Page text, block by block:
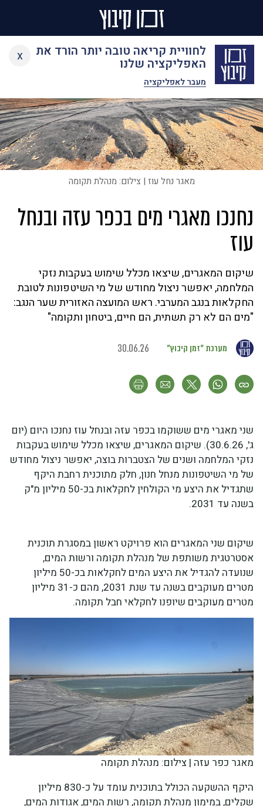
לחוויית קריאה טובה יותר הורד את
האפליקציה שלנו
מעבר לאפליקציה
x
Skip
content
מאגר נחל עוז | צילום: מנהלת תקומה
נחנכו מאגרי מים בכפר עזה ובנחל
עוז
שיקום המאגרים, שיצאו מכלל שימוש בעקבות נזקי
המלחמה, יאפשר ניצול מחודש של מי השיטפונות לטובת
החקלאות בנגב המערבי. ראש המועצה האזורית שער הנגב:
"מים הם לא רק תשתית, הם חיים, ביטחון ותקומה"
מערכת "זמן קיבוץ" 30.06.26
שני מאגרי מים ששוקמו בכפר עזה ובנחל עוז נחנכו היום (יום
ג', 30.6.26). שיקום המאגרים, שיצאו מכלל שימוש בעקבות
נזקי המלחמה ושנים של הצטברות בוצה, יאפשר ניצול מחודש
של מי השיטפונות מנחל חנון, חלק מתוכנית רחבת היקף
שתגדיל את היצע מי הקולחין לחקלאות בכ-50 מיליון מ"ק
בשנה עד 2031.
שיקום שני המאגרים הוא פרויקט ראשון במסגרת תוכנית
אסטרטגית משותפת של מנהלת תקומה ורשות המים,
שנועדה להגדיל את היצע המים לחקלאות בכ-50 מיליון
מטרים מעוקבים בשנה עד שנת 2031, מהם כ-31 מיליון
מטרים מעוקבים שיופנו לחקלאי חבל תקומה.
מאגר כפר עזה | צילום: מנהלת תקומה
היקף ההשקעה הכולל בתוכנית עומד על כ-830 מיליון
שקלים, במימון מנהלת תקומה, רשות המים, אגודות המים,